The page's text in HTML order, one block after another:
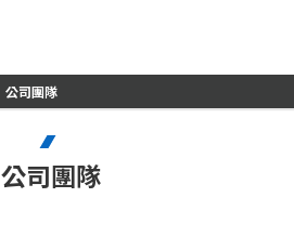
公司團隊
公司團隊